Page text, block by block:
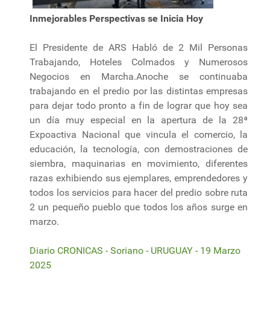
Inmejorables Perspectivas se Inicia Hoy
El Presidente de ARS Habló de 2 Mil Personas
Trabajando, Hoteles Colmados y Numerosos
Negocios en Marcha.Anoche se continuaba
trabajando en el predio por las distintas empresas
para dejar todo pronto a fin de lograr que hoy sea
un día muy especial en la apertura de la 28ª
Expoactiva Nacional que vincula el comercio, la
educación, la tecnología, con demostraciones de
siembra, maquinarias en movimiento, diferentes
razas exhibiendo sus ejemplares, emprendedores y
todos los servicios para hacer del predio sobre ruta
2 un pequeño pueblo que todos los años surge en
marzo.
Diario CRONICAS - Soriano - URUGUAY - 19 Marzo
2025